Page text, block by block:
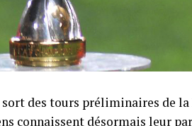
des tours préliminaires de
connaissent désormais leur